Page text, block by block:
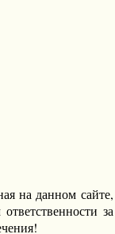
на данном сайте,
за